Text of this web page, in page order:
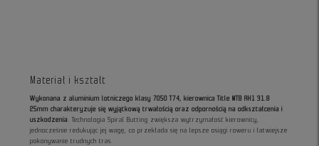
Materiał i kształt
Wykonana z aluminium lotniczego klasy 7050 T74, kierownica Title MTB AH1 31.8
25mm charakteryzuje się wyjątkową trwałością oraz odpornością na odkształcenia i
uszkodzenia. Technologia Spiral Butting zwiększa wytrzymałość kierownicy,
jednocześnie redukując jej wagę, co przekłada się na lepsze osiągi roweru i łatwiejsze
pokonywanie trudnych tras.